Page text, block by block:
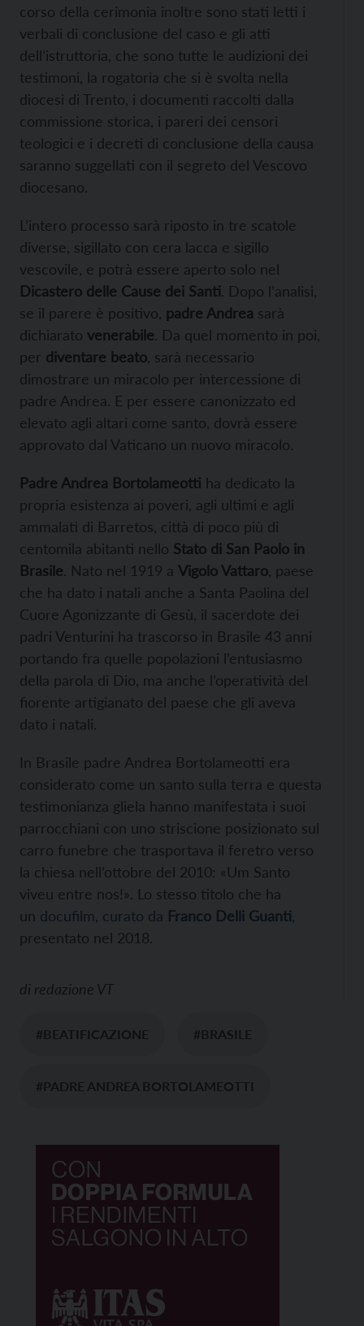
corso della cerimonia inoltre sono stati letti i
verbali di conclusione del caso e gli atti
dell’istruttoria, che sono tutte le audizioni dei
testimoni, la rogatoria che si è svolta nella
diocesi di Trento, i documenti raccolti dalla
commissione storica, i pareri dei censori
teologici e i decreti di conclusione della causa
saranno suggellati con il segreto del Vescovo
diocesano.
L’intero processo sarà riposto in tre scatole
diverse, sigillato con cera lacca e sigillo
vescovile, e potrà essere aperto solo nel
Dicastero delle Cause dei Santi. Dopo l’analisi,
se il parere è positivo, padre Andrea sarà
dichiarato venerabile. Da quel momento in poi,
per diventare beato , sarà necessario
dimostrare un miracolo per intercessione di
padre Andrea. E per essere canonizzato ed
elevato agli altari come santo, dovrà essere
approvato dal Vaticano un nuovo miracolo.
Padre Andrea Bortolameotti ha dedicato la
propria esistenza ai poveri, agli ultimi e agli
ammalati di Barretos, città di poco più di
centomila abitanti nello Stato di San Paolo in
Brasile. Nato nel 1919 a Vigolo Vattaro , paese
che ha dato i natali anche a Santa Paolina del
Cuore Agonizzante di Gesù, il sacerdote dei
padri Venturini ha trascorso in Brasile 43 anni
portando fra quelle popolazioni l’entusiasmo
della parola di Dio, ma anche l’operatività del
fiorente artigianato del paese che gli aveva
dato i natali.
In Brasile padre Andrea Bortolameotti era
considerato come un santo sulla terra e questa
testimonianza gliela hanno manifestata i suoi
parrocchiani con uno striscione posizionato sul
carro funebre che trasportava il feretro verso
la chiesa nell’ottobre del 2010: «Um Santo
viveu entre nos!». Lo stesso titolo che ha
un docufilm, curato da Franco Delli Guanti
presentato nel 2018.
di redazione VT
#BEATIFICAZIONE #BRASILE
#PADRE ANDREA BORTOLAMEOTTI